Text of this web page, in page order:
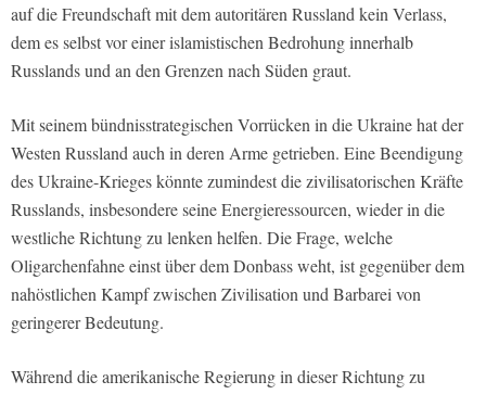
auf die Freundschaft mit dem autoritären Russland kein Verlass,
dem es selbst vor einer islamistischen Bedrohung innerhalb
Russlands und an den Grenzen nach Süden graut.
Mit seinem bündnisstrategischen Vorrücken in die Ukraine hat der
Westen Russland auch in deren Arme getrieben. Eine Beendigung
des Ukraine-Krieges könnte zumindest die zivilisatorischen Kräfte
Russlands, insbesondere seine Energieressourcen, wieder in die
westliche Richtung zu lenken helfen. Die Frage, welche
Oligarchenfahne einst über dem Donbass weht, ist gegenüber dem
nahöstlichen Kampf zwischen Zivilisation und Barbarei von
geringerer Bedeutung.
Während die amerikanische Regierung in dieser Richtung zu